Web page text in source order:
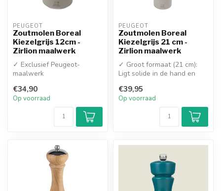
PEUGEOT
Zoutmolen Boreal
Kiezelgrijs 12cm -
Zirlion maalwerk
✓ Exclusief Peugeot-
maalwerk
€34,90
Op voorraad
PEUGEOT
Zoutmolen Boreal
Kiezelgrijs 21 cm -
Zirlion maalwerk
✓ Groot formaat (21 cm):
Ligt solide in de hand en
✓ I...
€39,95
Op voorraad